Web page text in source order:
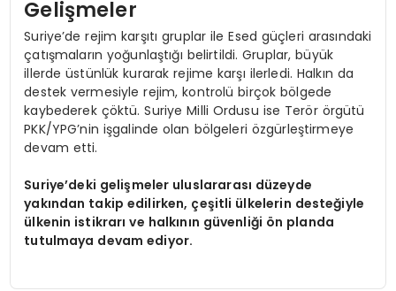
Gelişmeler
Suriye’de rejim karşıtı gruplar ile Esed güçleri arasındaki
çatışmaların yoğunlaştığı belirtildi. Gruplar, büyük
illerde üstünlük kurarak rejime karşı ilerledi. Halkın da
destek vermesiyle rejim, kontrolü birçok bölgede
kaybederek çöktü. Suriye Milli Ordusu ise Terör örgütü
PKK/YPG’nin işgalinde olan bölgeleri özgürleştirmeye
devam etti.
Suriye’deki gelişmeler uluslararası düzeyde
yakından takip edilirken, çeşitli ülkelerin desteğiyle
ülkenin istikrarı ve halkının güvenliği ön planda
tutulmaya devam ediyor.